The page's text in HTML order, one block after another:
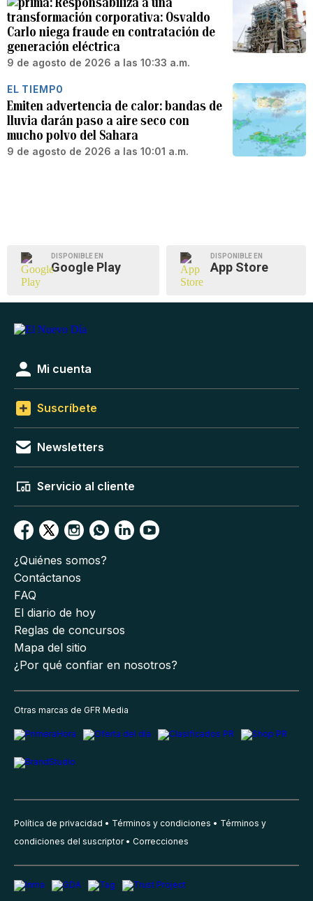
transformación corporativa: Osvaldo
Carlo niega fraude en contratación de
generación eléctrica
9 de agosto de 2026 a las 10:33 a.m.
EL TIEMPO
Emiten advertencia de calor: bandas de
lluvia darán paso a aire seco con
mucho polvo del Sahara
9 de agosto de 2026 a las 10:01 a.m.
DISPONIBLE EN
Google Play
DISPONIBLE EN
App Store
Mi cuenta
Suscríbete
Newsletters
Servicio al cliente
¿Quiénes somos?
Contáctanos
FAQ
El diario de hoy
Reglas de concursos
Mapa del sitio
¿Por qué confiar en nosotros?
Otras marcas de GFR Media
Política de privacidad Términos y condiciones
Términos y
condiciones del suscriptor
Correcciones